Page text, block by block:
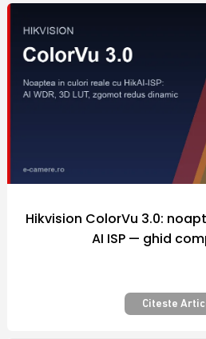
producatori
internationala a
preturile diferitelor
si camere video
firmei Polites Online Srl
puterea de cumparare a
Nicaieri altundeva
de putin! Securizarea
detinem este
dintre noi.
Camera video
Hikvision ColorVu 3.0:
AI ISP — ghid
Citeste